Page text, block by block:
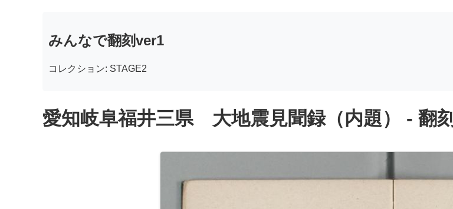
みんなで翻刻ver1
コレクション: STAGE2
愛知岐阜福井三県 大地震見聞録（内題） - 翻刻